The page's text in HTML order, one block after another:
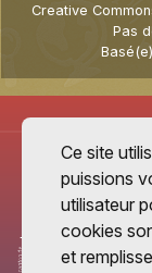
Creative
Pas
Ce site
puissions
utilisateur
cookies
et